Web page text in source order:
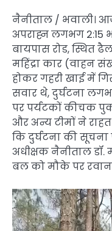
नैनीताल / भवाली।
अपराह्न लगभग 2:15
बायपास रोड, स्थित
महिंद्रा कार (वाहन
होकर गहरी खाई में
सवार थे, दुर्घटना
पर पर्यटकों कीचक
और अन्य टीमों ने
कि दुर्घटना की सूचना
अधीक्षक नैनीताल डॉ.
बल को मौके पर
Video
Player